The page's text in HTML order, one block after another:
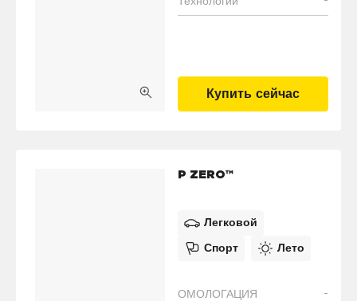
Купить сейчас
P ZERO™
Легковой
Спорт Лето
ОМОЛОГАЦИЯ -